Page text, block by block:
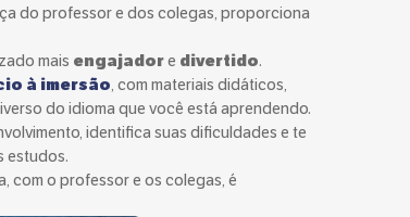
do professor e dos colegas, proporciona
mais engajadore divertido.
à imersão, com materiais didáticos,
do idioma que você está aprendendo.
identifica suas dificuldades e te
estudos.
com o professor e os colegas, é